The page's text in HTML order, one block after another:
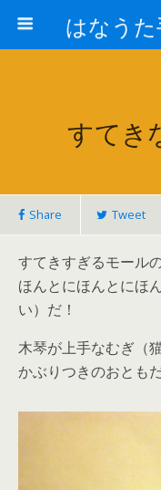
すてき
Share Tweet
すてきすぎるモール
ほんとにほんとにほ
い）だ！
木琴が上手なむぎ（
かぶりつきのおとも